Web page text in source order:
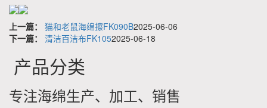
上一篇： 猫和老鼠海绵擦FK090B2025-06-06
下一篇：
清洁百洁布FK1052025-06-18
产品分类
专注海绵生产、加工、销售